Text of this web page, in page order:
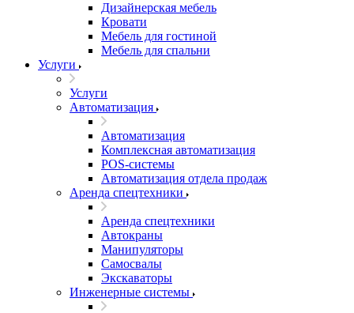
Дизайнерская мебель
Кровати
Мебель для гостиной
Мебель для спальни
Услуги
Услуги
Автоматизация
Автоматизация
Комплексная автоматизация
POS-системы
Автоматизация отдела продаж
Аренда спецтехники
Аренда спецтехники
Автокраны
Манипуляторы
Самосвалы
Экскаваторы
Инженерные системы